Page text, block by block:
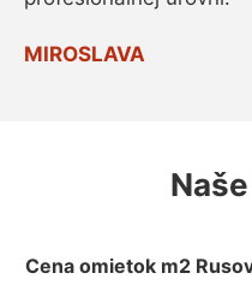
MIROSLAVA
Cena omietok m2